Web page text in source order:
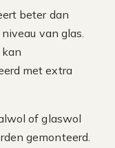
beter dan
van glas.
met extra
of glaswol
gemonteerd.